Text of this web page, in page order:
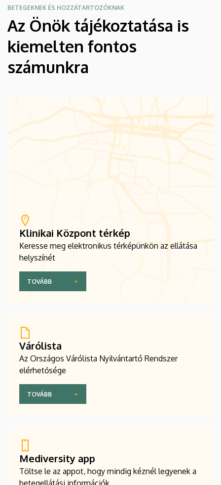
BETEGEKNEK ÉS HOZZÁTARTOZÓKNAK
Az Önök tájékoztatása is
kiemelten fontos
számunkra
Klinikai Központ térkép
Keresse meg elektronikus térképünkön az ellátása
helyszínét
TOVÁBB
Várólista
Az Országos Várólista Nyilvántartó Rendszer
elérhetősége
TOVÁBB
Mediversity app
Töltse le az appot, hogy mindig kéznél legyenek a